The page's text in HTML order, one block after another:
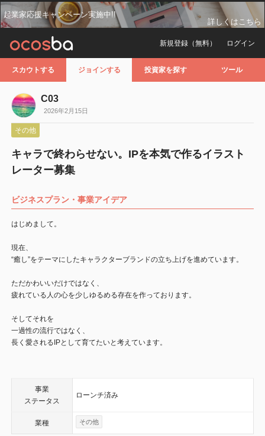
起業家応援キャンペーン実施中!!
詳しくはこちら
ログイン
新規登録（無料）
スカウトする ジョインする 投資家を探す ツール
C03
2026年2月15日
その他
キャラで終わらせない。IPを本気で作るイラスト
レーター募集
ビジネスプラン・事業アイデア
はじめまして。
現在、
“癒し”をテーマにしたキャラクターブランドの立ち上げを進めています。
ただかわいいだけではなく、
疲れている人の心を少しゆるめる存在を作っております。
そしてそれを
一過性の流行ではなく、
長く愛されるIPとして育てたいと考えています。
事業
ステータス
ローンチ済み
業種 その他